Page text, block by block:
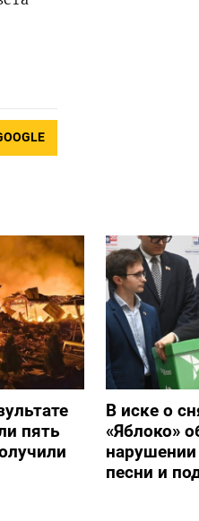
пять
В иске о
«Яблоко»
нарушении
песни и